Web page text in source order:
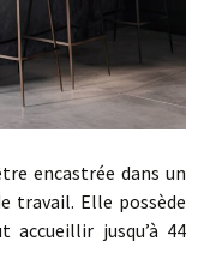
encastrée dans un
travail. Elle possède
jusqu’à 44